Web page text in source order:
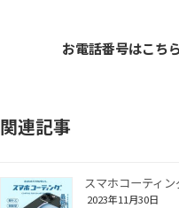
お電話番号はこちら
関連記事
スマホコーティ
2023年11月30日